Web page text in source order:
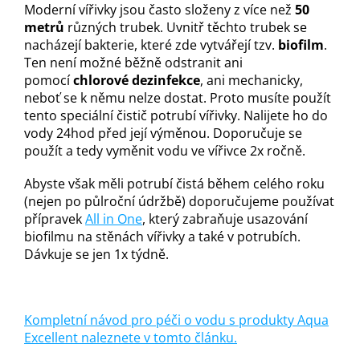
Moderní vířivky jsou často složeny z více než 50
metrů různých trubek. Uvnitř těchto trubek se
nacházejí bakterie, které zde vytvářejí tzv. biofilm.
Ten není možné běžně odstranit ani
pomocíchlorové dezinfekce, ani mechanicky,
neboť se k němu nelze dostat. Proto musíte použít
tento speciální čistič potrubí vířivky. Nalijete ho do
vody 24hod před její výměnou. Doporučuje se
použít a tedy vyměnit vodu ve vířivce 2x ročně.
Abyste však měli potrubí čistá během celého roku
(nejen po půlroční údržbě) doporučujeme používat
přípravekAll in One, který zabraňuje usazování
biofilmu na stěnách vířivky a také v potrubích.
Dávkuje se jen 1x týdně.
Kompletní návod pro péči o vodu s produkty Aqua
Excellent naleznete v tomto článku.